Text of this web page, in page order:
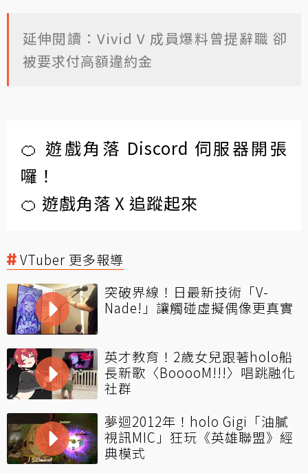
延伸閱讀：Vivid V 成員爆料曾提辭職 卻
被要求付高額違約金
🍊 遊戲角落 Discord 伺服器開張
囉！
🍊 遊戲角落 X 追蹤起來
VTuber 更多報導
突破界線！日最新技術「V-
Nade!」讓觸碰虛擬偶像更真實
英才教育！2歲女兒跟著holo船
長新歌〈BooooM!!!〉唱跳融化
社群
夢迴2012年！holo Gigi「油膩
視訊MIC」狂玩《英雄聯盟》經
典模式